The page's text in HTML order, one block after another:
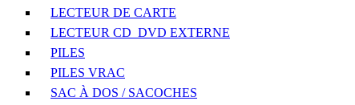
LECTEUR DE CARTE
LECTEUR CD_DVD EXTERNE
PILES
PILES VRAC
SAC À DOS / SACOCHES